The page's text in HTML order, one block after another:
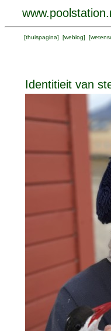
[thuispagina] [weblog] [
Identitieit van